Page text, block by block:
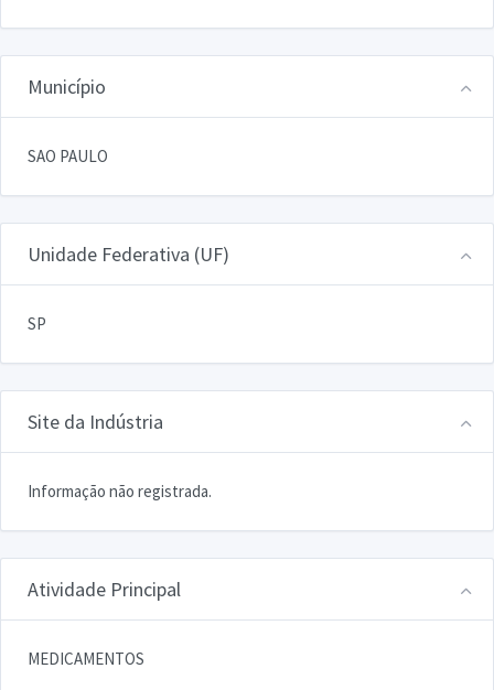
Município
SAO PAULO
Unidade Federativa (UF)
SP
Site da Indústria
Informação não registrada.
Atividade Principal
MEDICAMENTOS